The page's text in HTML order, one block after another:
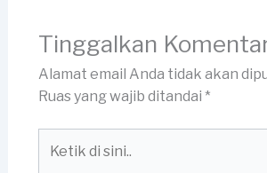
Tinggalkan
Alamat email Anda tidak akan
Ruas yang wajib ditandai *